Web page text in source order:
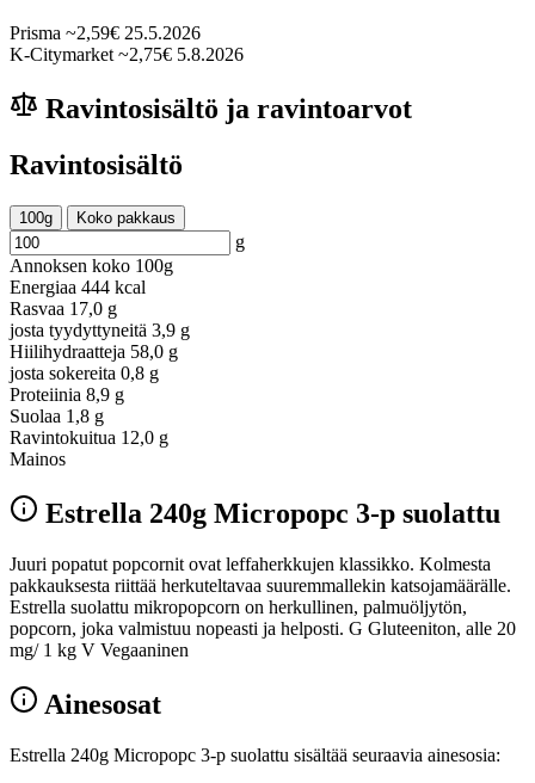
Prisma ~2,59€ 25.5.2026
K-Citymarket ~2,75€ 5.8.2026
Ravintosisältö ja ravintoarvot
Ravintosisältö
100g Koko pakkaus
g
Annoksen koko 100g
Energiaa 444 kcal
Rasvaa 17,0 g
josta tyydyttyneitä 3,9 g
Hiilihydraatteja 58,0 g
josta sokereita 0,8 g
Proteiinia 8,9 g
Suolaa 1,8 g
Ravintokuitua 12,0 g
Mainos
Estrella 240g Micropopc 3-p suolattu
Juuri popatut popcornit ovat leffaherkkujen klassikko. Kolmesta
pakkauksesta riittää herkuteltavaa suuremmallekin katsojamäärälle.
Estrella suolattu mikropopcorn on herkullinen, palmuöljytön,
popcorn, joka valmistuu nopeasti ja helposti. G Gluteeniton, alle 20
mg/ 1 kg V Vegaaninen
Ainesosat
Estrella 240g Micropopc 3-p suolattu sisältää seuraavia ainesosia: